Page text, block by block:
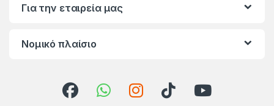
Για την εταιρεία μας
Νομικό πλαίσιο